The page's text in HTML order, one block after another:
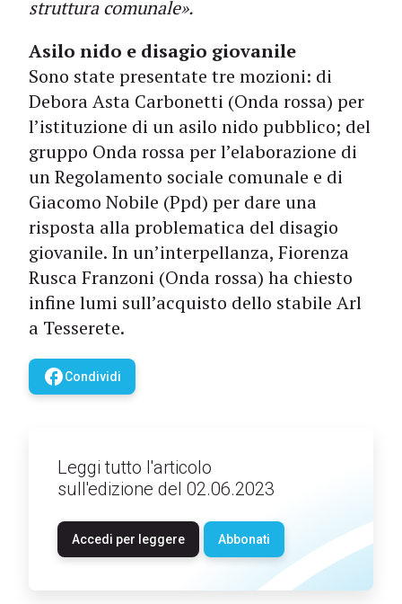
struttura comunale».
Asilo nido e disagio giovanile
Sono state presentate tre mozioni: di
Debora Asta Carbonetti (Onda rossa) per
l’istituzione di un asilo nido pubblico; del
gruppo Onda rossa per l’elaborazione di
un Regolamento sociale comunale e di
Giacomo Nobile (Ppd) per dare una
risposta alla problematica del disagio
giovanile. In un’interpellanza, Fiorenza
Rusca Franzoni (Onda rossa) ha chiesto
infine lumi sull’acquisto dello stabile Arl
a Tesserete.
facebookCondividi
Leggi tutto l'articolo
sull'edizione del 02.06.2023
Accedi per leggere Abbonati